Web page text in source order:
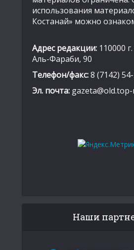
использования
Костанай» можно
Адрес редакции: 110000
Аль-Фараби, 90
Телефон/факс:8 (7142)
Эл. почта:
Наши